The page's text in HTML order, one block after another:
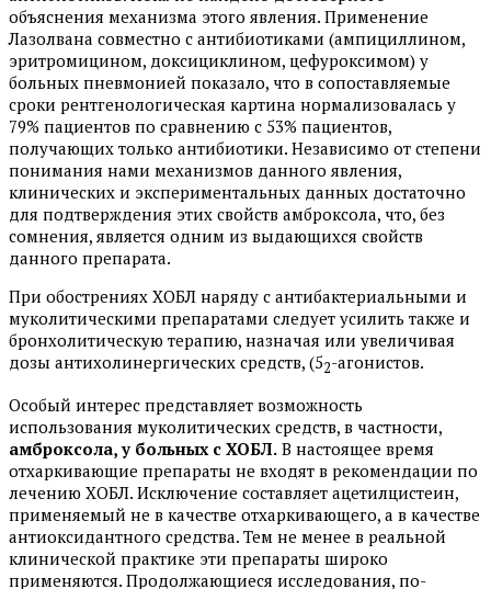
объяснения механизма этого явления. Применение
Лазолвана совместно с антибиотиками (ампициллином,
эритромицином, доксициклином, цефуроксимом) у
больных пневмонией показало, что в сопоставляемые
сроки рентгенологическая картина нормализовалась у
79% пациентов по сравнению с 53% пациентов,
получающих только антибиотики. Независимо от степени
понимания нами механизмов данного явления,
клинических и экспериментальных данных достаточно
для подтверждения этих свойств амброксола, что, без
сомнения, является одним из выдающихся свойств
данного препарата.
При обострениях ХОБЛ наряду с антибактериальными и
муколитическими препаратами следует усилить также и
бронхолитическую терапию, назначая или увеличивая
дозы антихолинергических средств, (52-агонистов.
Особый интерес представляет возможность
использования муколитических средств, в частности,
амброксола, у больных с ХОБЛ. В настоящее время
отхаркивающие препараты не входят в рекомендации по
лечению ХОБЛ. Исключение составляет ацетилцистеин,
применяемый не в качестве отхаркивающего, а в качестве
антиоксидантного средства. Тем не менее в реальной
клинической практике эти препараты широко
применяются. Продолжающиеся исследования, по-